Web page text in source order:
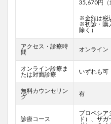
35,670円（
※金額は税
※初診・購
除く）
アクセス・診療時
間
オンライン
オンライン診療ま
たは対面診療
いずれも可
無料カウンセリン
グ
有
診療コース
プロペシア
ド）、ザ